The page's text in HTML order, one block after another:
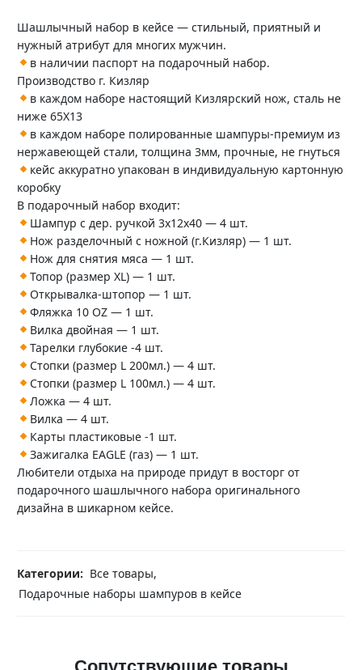
Шашлычный набор в кейсе — стильный, приятный и
нужный атрибут для многих мужчин.
в наличии паспорт на подарочный набор.
Производство г. Кизляр
в каждом наборе настоящий Кизлярский нож, сталь не
ниже 65Х13
в каждом наборе полированные шампуры-премиум из
нержавеющей стали, толщина 3мм, прочные, не гнуться
кейс аккуратно упакован в индивидуальную картонную
коробку
В подарочный набор входит:
Шампур с дер. ручкой 3х12х40 — 4 шт.
Нож разделочный с ножной (г.Кизляр) — 1 шт.
Нож для снятия мяса — 1 шт.
Топор (размер XL) — 1 шт.
Открывалка-штопор — 1 шт.
Фляжка 10 OZ — 1 шт.
Вилка двойная — 1 шт.
Тарелки глубокие -4 шт.
Стопки (размер L 200мл.) — 4 шт.
Стопки (размер L 100мл.) — 4 шт.
Ложка — 4 шт.
Вилка — 4 шт.
Карты пластиковые -1 шт.
Зажигалка EAGLE (газ) — 1 шт.
Любители отдыха на природе придут в восторг от
подарочного шашлычного набора оригинального
дизайна в шикарном кейсе.
Категории: Все товары,
Подарочные наборы шампуров в кейсе